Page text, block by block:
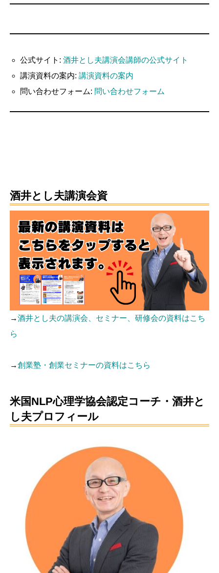
公式サイト: 酒井とし夫講演会講師の公式サイト
講演資料の案内: 講演資料の案内
問い合わせフォーム: 問い合わせフォーム
酒井とし夫講演会資
→酒井とし夫の講演会、セミナー、研修会の資料はこち
ら
→創業塾・創業セミナーの資料はこちら
米国NLP心理学協会認定コーチ・酒井と
し夫プロフィール